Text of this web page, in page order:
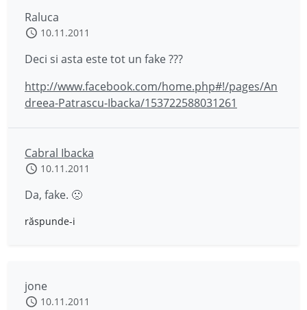
Raluca
10.11.2011
Deci si asta este tot un fake ???
http://www.facebook.com/home.php#!/pages/An
dreea-Patrascu-Ibacka/153722588031261
Cabral Ibacka
10.11.2011
Da, fake. 🙁
răspunde-i
jone
10.11.2011